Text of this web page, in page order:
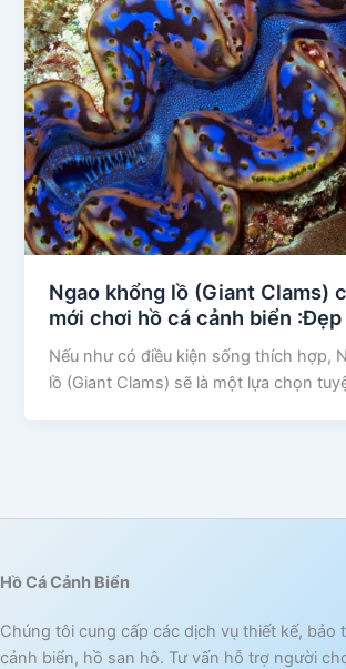
Ngao khổng lồ (Giant Clams)
mới chơi hồ cá cảnh biển
Nếu như có điều kiện sống thích hợp,
lồ (Giant Clams) sẽ là một lựa chọn
Hồ Cá Cảnh Biển
Chúng tôi cung cấp các dịch vụ thiết kế, bảo
cảnh biển, hồ san hô. Tư vấn hỗ trợ người